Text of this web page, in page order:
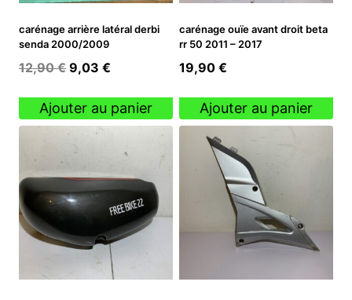
carénage arrière latéral derbi
senda 2000/2009
12,90€ Le
initial
était :
12,90 €.
9,03 €
actuel
est :
Ajouter au panier
carénage ouïe avant droit beta
rr 50 2011 – 2017
19,90 €
Ajouter au panier